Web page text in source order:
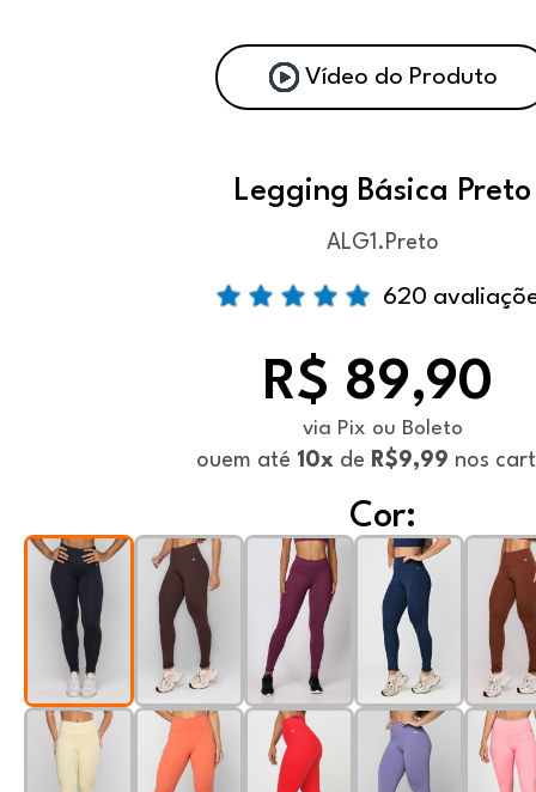
Vídeo do Produto
Legging Básica Preto
ALG1.Preto
620
R$ 89,90
via Pix ou Boleto
ouem até 10xde R$9,99 nos
Cor: